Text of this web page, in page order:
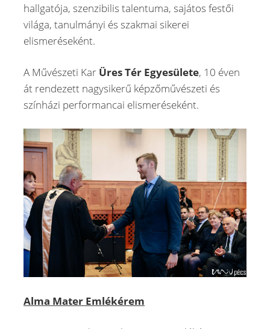
hallgatója, szenzibilis talentuma, sajátos festői
világa, tanulmányi és szakmai sikerei
elismeréseként.
A Művészeti Kar Üres Tér Egyesülete, 10 éven
át rendezett nagysikerű képzőművészeti és
színházi performancai elismeréseként.
Alma Mater Emlékérem